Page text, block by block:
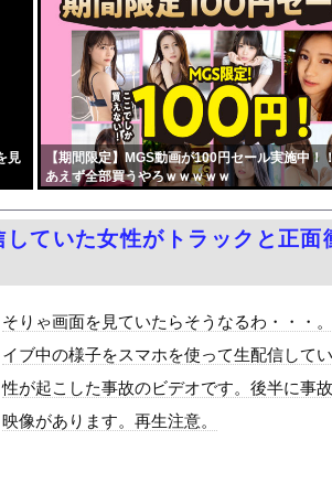
対に流れない動画
久々の姿にファン悶絶ｗｗ
るのを止めろ」
ｗ
口侑斗被告に「無期懲役」の判決 当...
を使わずに無料で読む方法...
中国都市「三峡沿線の道路水没」中国政...
ら「寝たほうがいい！」と言われてガチ...
いくらかかってるんだ…
のか」
の火山の兆し＝韓国の反応
リをする → 猫はこうなります…
見
【期間限定】MGS動画が100円セール実施中！
あえず全部買うやろｗｗｗｗｗ
ていた女性がトラックと正面
そりゃ画面を見ていたらそうなるわ・・・
イブ中の様子をスマホを使って生配信して
性が起こした事故のビデオです。後半に事
映像があります。再生注意。